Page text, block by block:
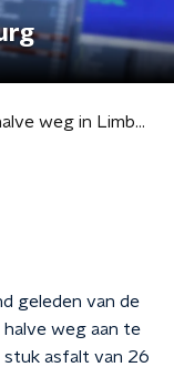
Een halve weg in Limburg
geleden van de
weg aan te
stuk asfalt van 26